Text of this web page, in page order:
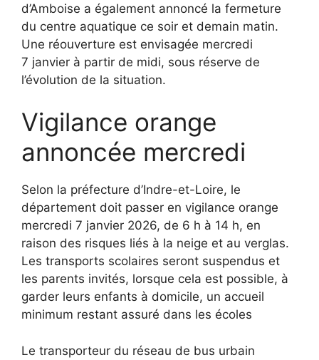
d’Amboise a également annoncé la fermeture
du centre aquatique ce soir et demain matin.
Une réouverture est envisagée mercredi
7 janvier à partir de midi, sous réserve de
l’évolution de la situation.
Vigilance orange
annoncée mercredi
Selon la préfecture d’Indre-et-Loire, le
département doit passer en vigilance orange
mercredi 7 janvier 2026, de 6 h à 14 h, en
raison des risques liés à la neige et au verglas.
Les transports scolaires seront suspendus et
les parents invités, lorsque cela est possible, à
garder leurs enfants à domicile, un accueil
minimum restant assuré dans les écoles
Le transporteur du réseau de bus urbain